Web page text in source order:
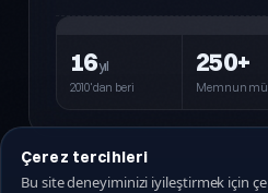
16yıl
2010'dan beri
250+
Memnun
Çerez tercihleri
Bu site deneyiminizi iyileştirmek için